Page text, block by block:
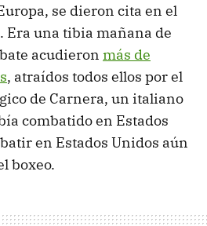
se dieron cita en el
Era una tibia mañana de
acudieron más de
, atraídos todos ellos por el
de Carnera, un italiano
combatido en Estados
en Estados Unidos aún
boxeo.